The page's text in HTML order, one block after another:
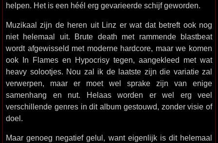
helpen. Het is een héél erg gevarieerde schijf geworden.
Muzikaal zijn de heren uit Linz er wat dat betreft ook nog
niet helemaal uit. Brute death met rammende blastbeat
wordt afgewisseld met moderne hardcore, maar we komen
ook In Flames en Hypocrisy tegen, aangekleed met wat
heavy solootjes. Nou zal ik de laatste zijn die variatie zal
verwerpen, maar er moet wel sprake zijn van enige
samenhang en nut. Helaas worden er wel erg veel
verschillende genres in dit album gestouwd, zonder visie of
doel.
Maar genoeg negatief gelul, want eigenlijk is dit helemaal